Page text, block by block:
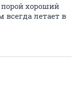
хороший
всегда летает в